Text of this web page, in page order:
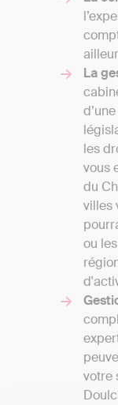
La
les
vous
du
villes
ou
votre